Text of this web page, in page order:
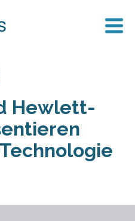
Hewlett-